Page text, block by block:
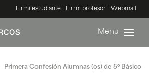
Lirmi estudiante Lirmi profesor Webmail
Menu
Primera Confesión Alumnas (os) de 5º Básico